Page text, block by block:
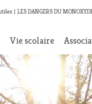
LES DANGERS DU
Vie scolaire